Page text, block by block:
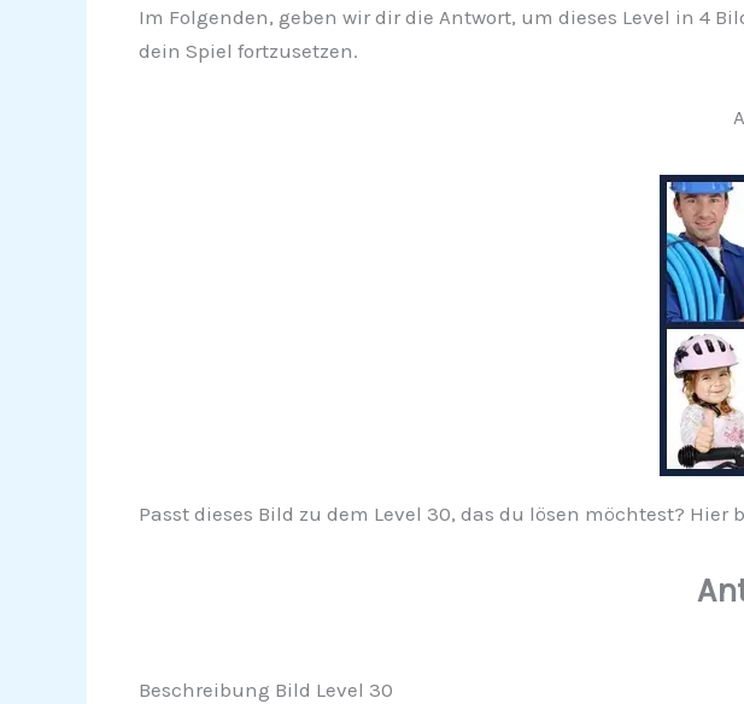
Im Folgenden, geben wir dir die Antwort, um dieses Level in 4
dein Spiel fortzusetzen.
Passt dieses Bild zu dem Level 30, das du lösen möchtest? Hier
Beschreibung Bild Level 30